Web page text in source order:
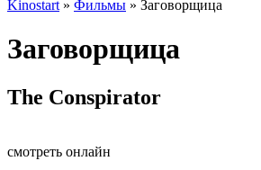
Kinostart » Фильмы » Заговорщица
Заговорщица
The Conspirator
смотреть онлайн